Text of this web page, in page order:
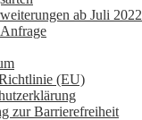
ab Juli 2022
(EU)
zur Barrierefreiheit